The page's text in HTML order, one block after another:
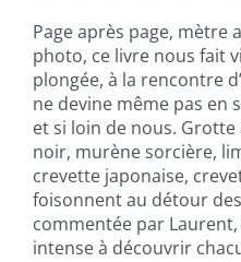
Page après page, mètre
photo, ce livre nous fait
plongée, à la rencontre
ne devine même pas en
et si loin de nous.
noir, murène sorcière,
crevette japonaise,
foisonnent au détour
commentée par
intense à découvrir